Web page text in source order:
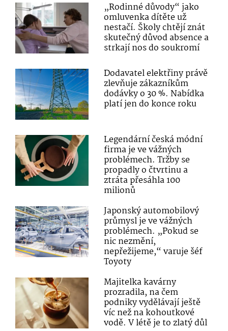
„Rodinné důvody“ jako
omluvenka dítěte už
nestačí. Školy chtějí znát
skutečný důvod absence a
strkají nos do soukromí
Dodavatel elektřiny právě
zlevňuje zákazníkům
dodávky o 30 %. Nabídka
platí jen do konce roku
Legendární česká módní
firma je ve vážných
problémech. Tržby se
propadly o čtvrtinu a
ztráta přesáhla 100
milionů
Japonský automobilový
průmysl je ve vážných
problémech. „Pokud se
nic nezmění,
nepřežijeme,“ varuje šéf
Toyoty
Majitelka kavárny
prozradila, na čem
podniky vydělávají ještě
víc než na kohoutkové
vodě. V létě je to zlatý důl